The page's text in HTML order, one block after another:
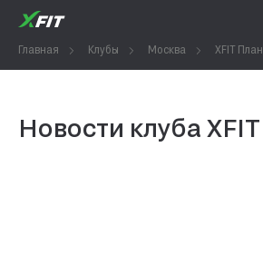
Главная Клубы Москва XFIT
Новости клуба